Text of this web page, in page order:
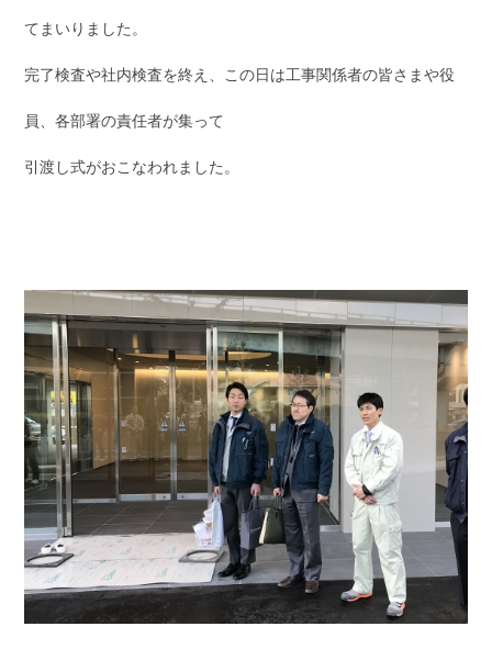
てまいりました。
完了検査や社内検査を終え、この日は工事関係者の皆さまや役
員、各部署の責任者が集って
引渡し式がおこなわれました。